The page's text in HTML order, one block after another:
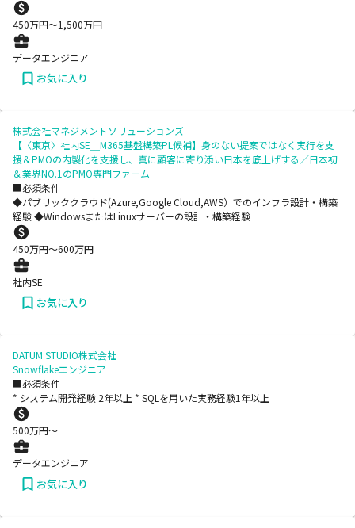
450万円〜1,500万円
データエンジニア
お気に入り
株式会社マネジメントソリューションズ
【〈東京〉社内SE＿M365基盤構築PL候補】身のない提案ではなく実行を支
援＆PMOの内製化を支援し、真に顧客に寄り添い日本を底上げする／日本初
＆業界NO.1のPMO専門ファーム
■必須条件
◆パブリッククラウド(Azure,Google Cloud,AWS）でのインフラ設計・構築
経験 ◆WindowsまたはLinuxサーバーの設計・構築経験
450万円〜600万円
社内SE
お気に入り
DATUM STUDIO株式会社
Snowflakeエンジニア
■必須条件
* システム開発経験 2年以上 * SQLを用いた実務経験1年以上
500万円〜
データエンジニア
お気に入り